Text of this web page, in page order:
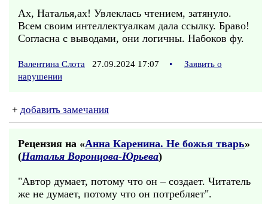
Ах, Наталья,ах! Увлеклась чтением, затянуло.
Всем своим интеллектуалкам дала ссылку. Браво!
Согласна с выводами, они логичны. Набоков фу.
Валентина Слота 27.09.2024 17:07 •
Заявить о
нарушении
+ добавить замечания
Рецензия на «Анна Каренина. Не божья тварь»
(Наталья Воронцова-Юрьева)
"Автор думает, потому что он – создает. Читатель
же не думает, потому что он потребляет".